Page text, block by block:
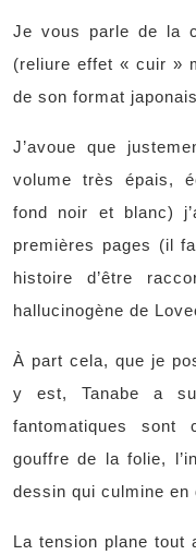
Je vous parle de la
(reliure effet « cuir »
de son format
J’avoue que
volume très épais,
fond noir et blanc)
premières pages (il
histoire d’être
hallucinogène de
À part cela, que je
y est, Tanabe a
fantomatiques sont
gouffre de la folie,
dessin qui culmine en
La tension plane tout